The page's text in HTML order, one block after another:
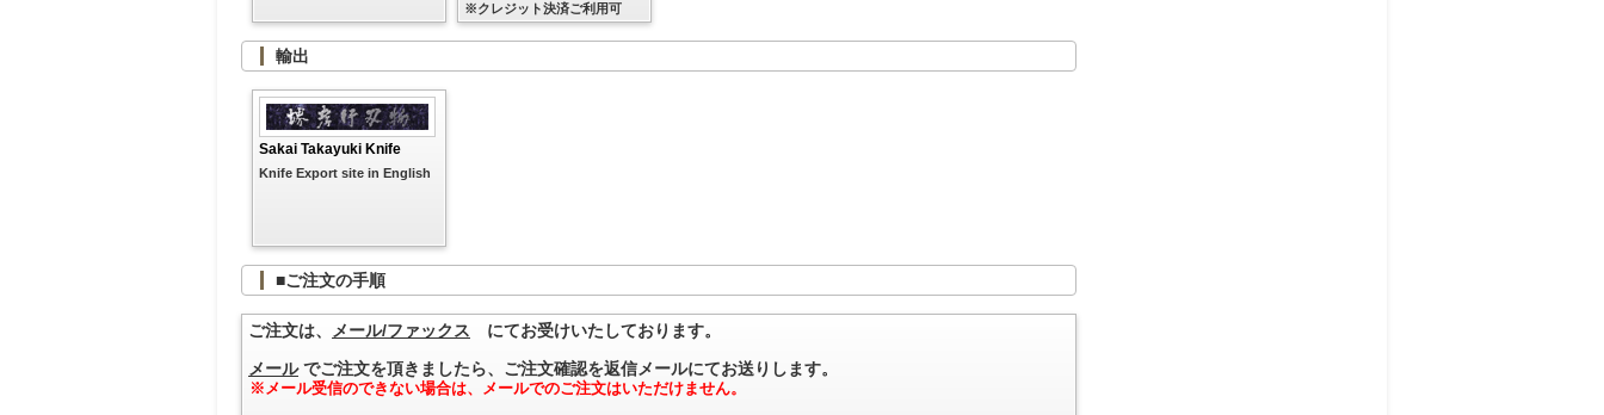
※クレジット決済ご利用可
輸出
Sakai Takayuki Knife
Knife Export site in English
■ご注文の手順
ご注文は、 メール/ファックス にてお受けいたしております。
メールでご注文を頂きましたら、ご注文確認を返信メールにてお送りします。
※メール受信のできない場合は、メールでのご注文はいただけません。